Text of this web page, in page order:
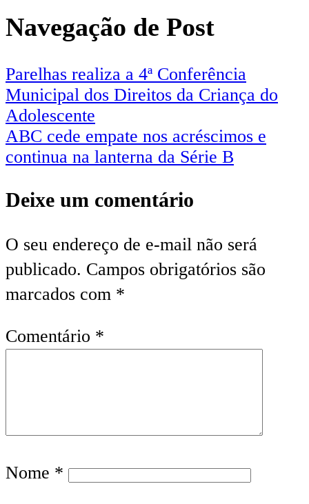
Navegação de Post
Parelhas realiza a 4ª Conferência
Municipal dos Direitos da Criança do
Adolescente
ABC cede empate nos acréscimos e
continua na lanterna da Série B
Deixe um comentário
O seu endereço de e-mail não será
publicado. Campos obrigatórios são
marcados com *
Comentário *
Nome *